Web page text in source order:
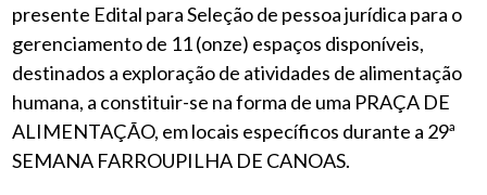
presente Edital para Seleção de pessoa jurídica para o
gerenciamento de 11 (onze) espaços disponíveis,
destinados a exploração de atividades de alimentação
humana, a constituir-se na forma de uma PRAÇA DE
ALIMENTAÇÃO, em locais específicos durante a 29ª
SEMANA FARROUPILHA DE CANOAS.